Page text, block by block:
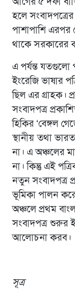
হলে
পাশাপাশি
থাকে সরকারের
এ পর্যন্ত যতগুলো
ইংরেজি ভাষার
ছিল এর গ্রাহক।
সংবাদপত্র
হিকির ‘বেঙ্গল
স্থানীয় তথা
না। এ অঞ্চলের
না। কিন্তু এই
নতুন সংবাদপত্র
ভূমিকা পালন
অঞ্চলে প্রথম
সংবাদপত্র শুরুর
আলোচনা করব।
সূত্র